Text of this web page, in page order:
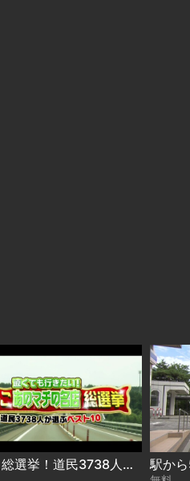
どさんこ総選挙！道民3738人が選ぶ“遠くても行きたい名店”ベスト10 2026-08-06